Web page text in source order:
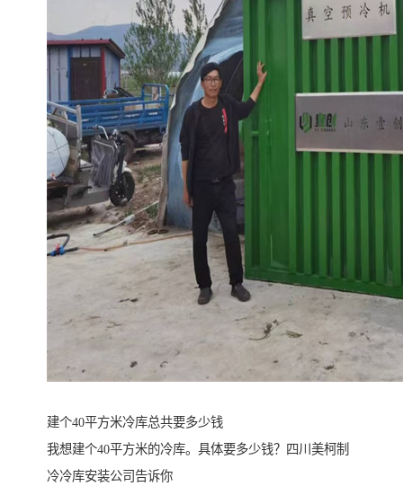
建个40平方米冷库总共要多少钱
我想建个40平方米的冷库。具体要多少钱？四川美柯制
冷冷库安装公司告诉你